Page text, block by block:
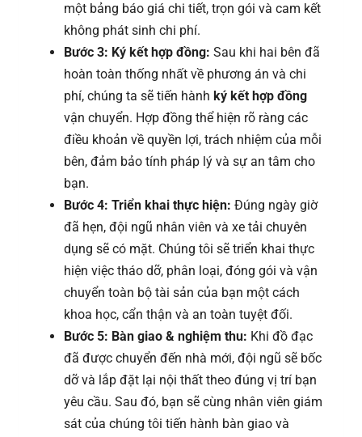
một bảng báo giá chi tiết, trọn gói và cam kết
không phát sinh chi phí.
Bước 3: Ký kết hợp đồng: Sau khi hai bên đã
hoàn toàn thống nhất về phương án và chi
phí, chúng ta sẽ tiến hành ký kết hợp đồng
vận chuyển. Hợp đồng thể hiện rõ ràng các
điều khoản về quyền lợi, trách nhiệm của mỗi
bên, đảm bảo tính pháp lý và sự an tâm cho
bạn.
Bước 4: Triển khai thực hiện: Đúng ngày giờ
đã hẹn, đội ngũ nhân viên và xe tải chuyên
dụng sẽ có mặt. Chúng tôi sẽ triển khai thực
hiện việc tháo dỡ, phân loại, đóng gói và vận
chuyển toàn bộ tài sản của bạn một cách
khoa học, cẩn thận và an toàn tuyệt đối.
Bước 5: Bàn giao & nghiệm thu: Khi đồ đạc
đã được chuyển đến nhà mới, đội ngũ sẽ bốc
dỡ và lắp đặt lại nội thất theo đúng vị trí bạn
yêu cầu. Sau đó, bạn sẽ cùng nhân viên giám
sát của chúng tôi tiến hành bàn giao và